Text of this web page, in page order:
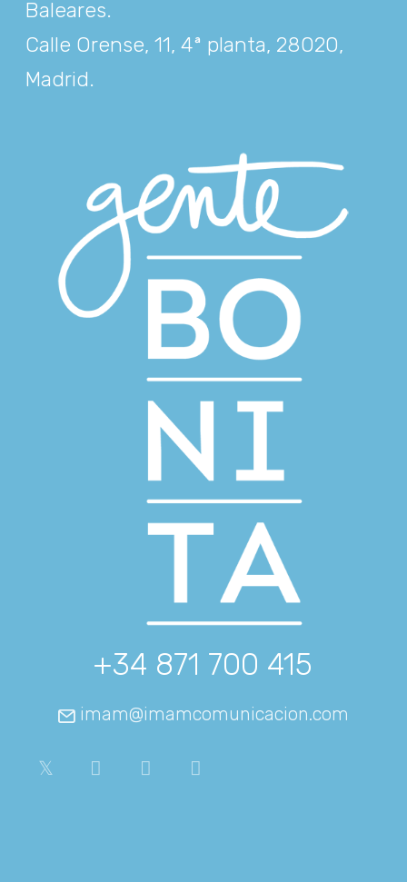
Baleares.
Calle Orense, 11, 4ª planta, 28020,
Madrid.
+34 871 700 415
imam@imamcomunicacion.com